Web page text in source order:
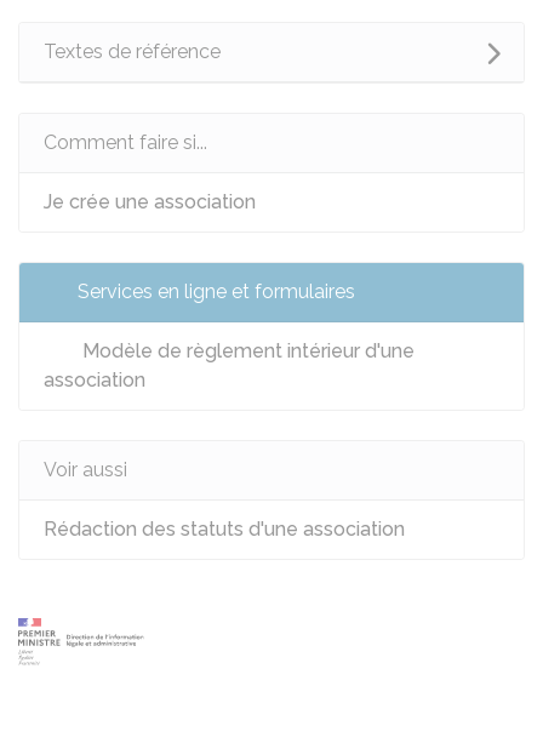
Textes de référence
Comment faire si...
Je crée une association
Services en ligne et formulaires
Modèle de règlement intérieur d'une
association
Voir aussi
Rédaction des statuts d'une association